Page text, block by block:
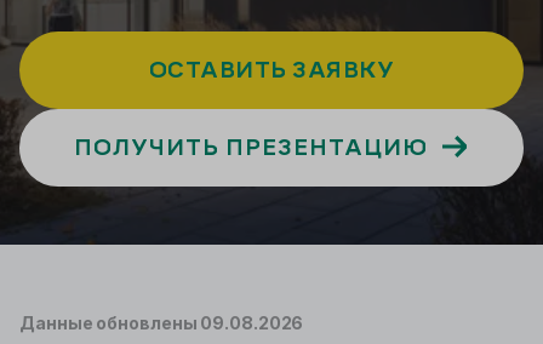
ОСТАВИТЬ ЗАЯВКУ
ПОЛУЧИТЬ ПРЕЗЕНТАЦИЮ
Подбор
Данные обновлены 09.08.2026